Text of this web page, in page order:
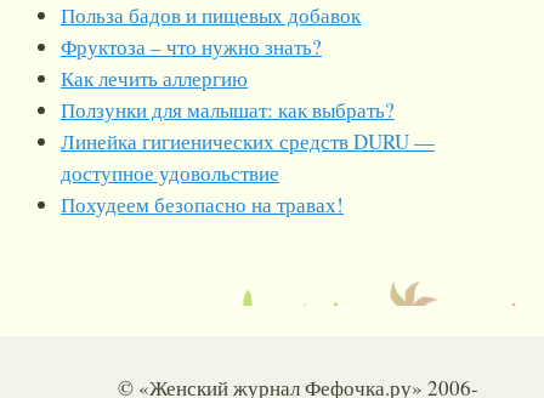
Польза бадов и пищевых добавок
Фруктоза – что нужно знать?
Как лечить аллергию
Ползунки для малышат: как выбрать?
Линейка гигиенических средств DURU —
доступное удовольствие
Похудеем безопасно на травах!
© «Женский журнал Фефочка.ру» 2006-